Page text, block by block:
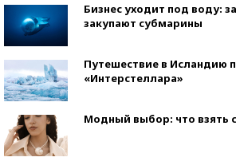
Бизнес уходит под воду:
закупают субмарины
Путешествие в Исландию
«Интерстеллара»
Модный выбор: что взять